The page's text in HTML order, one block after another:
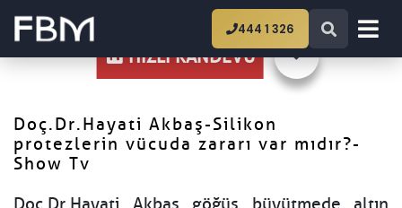
444 1 326
Doç.Dr.Hayati Akbaş-Silikon
protezlerin vücuda zararı var mıdır?-Show Tv
HIZLI RANDEVU
Doç.Dr.Hayati Akbaş-Silikon
protezlerin vücuda zararı var mıdır?-
Show Tv